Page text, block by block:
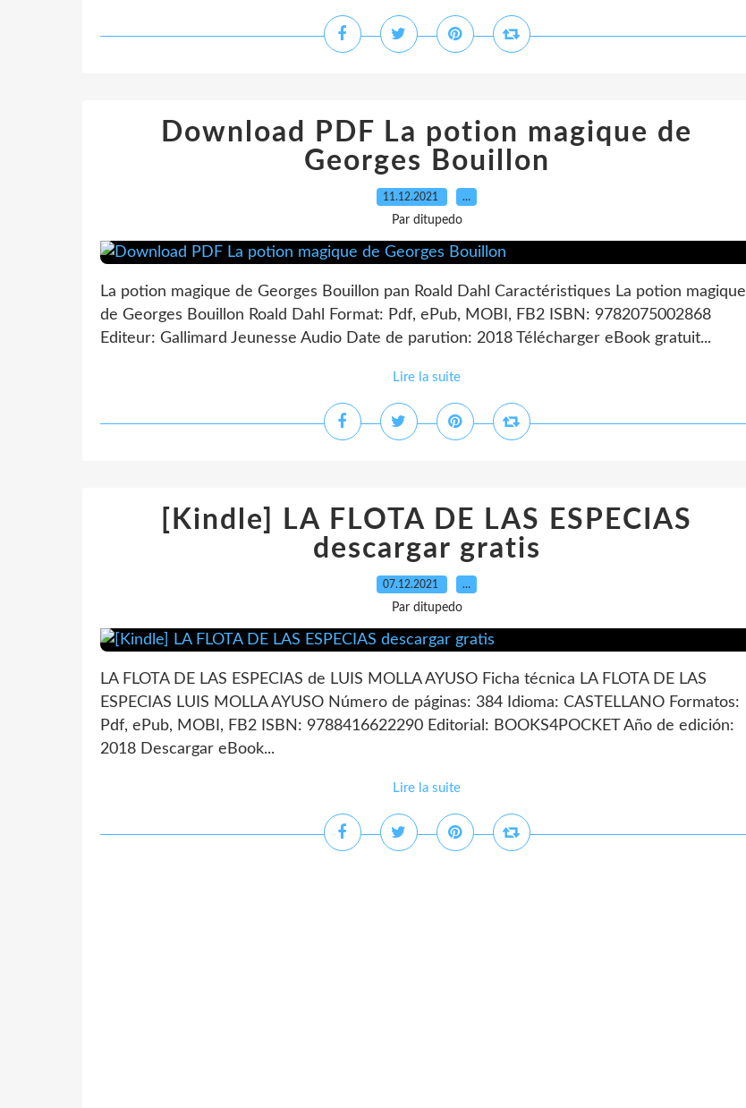
Download PDF La potion magique de
Georges Bouillon
11.12.2021 …
Par ditupedo
La potion magique de Georges Bouillon pan Roald Dahl Caractéristiques La potion magique
de Georges Bouillon Roald Dahl Format: Pdf, ePub, MOBI, FB2 ISBN: 9782075002868
Editeur: Gallimard Jeunesse Audio Date de parution: 2018 Télécharger eBook gratuit...
Lire la suite
[Kindle] LA FLOTA DE LAS ESPECIAS
descargar gratis
07.12.2021 …
Par ditupedo
LA FLOTA DE LAS ESPECIAS de LUIS MOLLA AYUSO Ficha técnica LA FLOTA DE LAS
ESPECIAS LUIS MOLLA AYUSO Número de páginas: 384 Idioma: CASTELLANO Formatos:
Pdf, ePub, MOBI, FB2 ISBN: 9788416622290 Editorial: BOOKS4POCKET Año de edición:
2018 Descargar eBook...
Lire la suite